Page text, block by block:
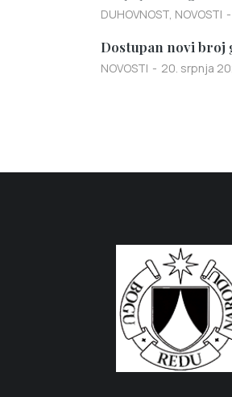
DUHOVNOST, NOVOSTI
Dostupan novi broj
NOVOSTI 20. srpnja